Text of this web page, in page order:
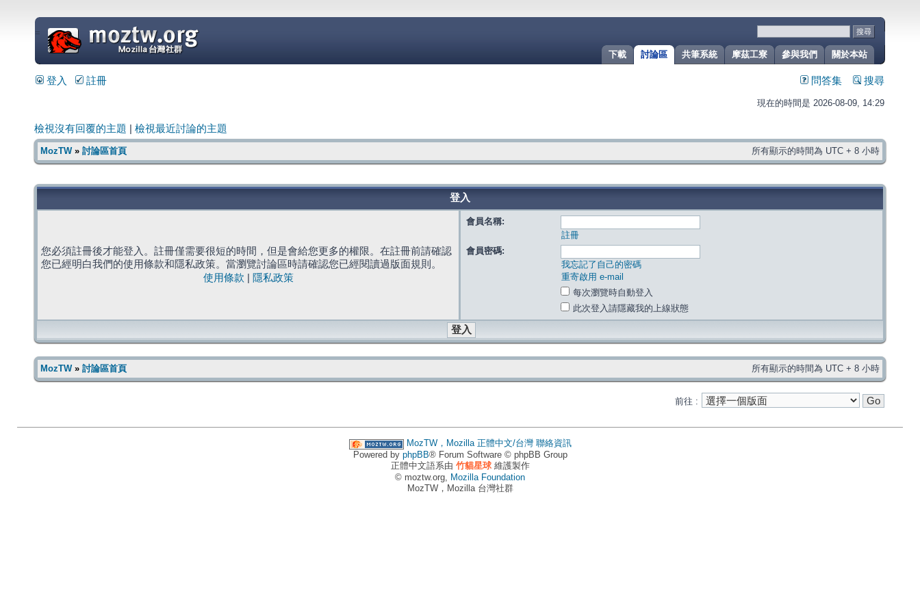
關於本站
參與我們
摩茲工寮
共筆系統
討論區
下載
=
登入 註冊 問答集 搜尋
現在的時間是 2026-08-09, 14:29
檢視沒有回覆的主題 檢視最近討論的主題
MozTW» 討論區首頁 所有顯示的時間為 UTC + 8 小時
登入
您必須註冊後才能登入。註冊僅需要很短的時間，但是會給您更多的權限。在註冊前請確認
您已經明白我們的使用條款和隱私政策。當瀏覽討論區時請確認您已經閱讀過版面規則。
使用條款
隱私政策
會員名稱:
註冊
會員密碼:
我忘記了自己的密碼
重寄啟用 e-mail
每次瀏覽時自動登入
此次登入請隱藏我的上線狀態
MozTW» 討論區首頁 所有顯示的時間為 UTC + 8 小時
前往 :
MozTW，Mozilla 正體中文/台灣 聯絡資訊
Powered by phpBB® Forum Software © phpBB Group
正體中文語系由 竹貓星球維護製作
© moztw.org, Mozilla Foundation
MozTW，Mozilla 台灣社群